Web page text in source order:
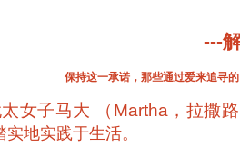
---
保持这一承诺，那些通过爱来追寻
女子马大 （ Martha ，拉撒
地实践于生活。